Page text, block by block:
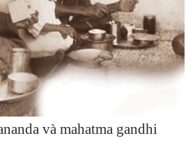
và mahatma gandhi